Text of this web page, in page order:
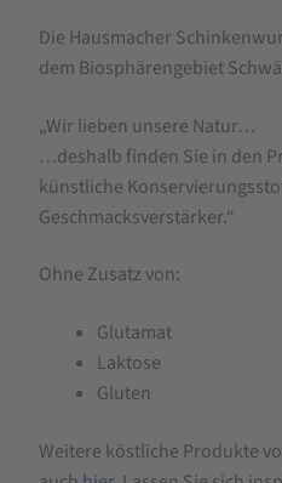
-
Hausmacher
Schinkenwurst
Die Hausmacher
dem Biosphärengebiet
„Wir lieben unsere Natur…
…deshalb finden Sie in den
künstliche
Geschmacksverstärker.“
Ohne Zusatz von:
Glutamat
Laktose
Gluten
Weitere köstliche Produkte